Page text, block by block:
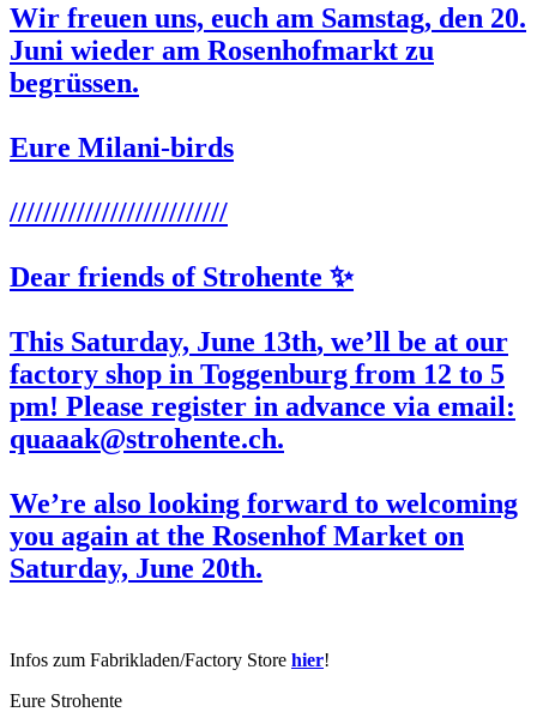
Wir freuen uns, euch am Samstag, den 20.
Juni wieder am Rosenhofmarkt zu
begrüssen.
Eure Milani-birds
//////////////////////////
Dear friends of Strohente ✨
This Saturday, June 13th, we’ll be at our
factory shop in Toggenburg from 12 to 5
pm! Please register in advance via email:
quaaak@strohente.ch.
We’re also looking forward to welcoming
you again at the RosenhofMarket on
Saturday, June 20th.
Infos zum Fabrikladen/Factory Store hier!
Eure Strohente